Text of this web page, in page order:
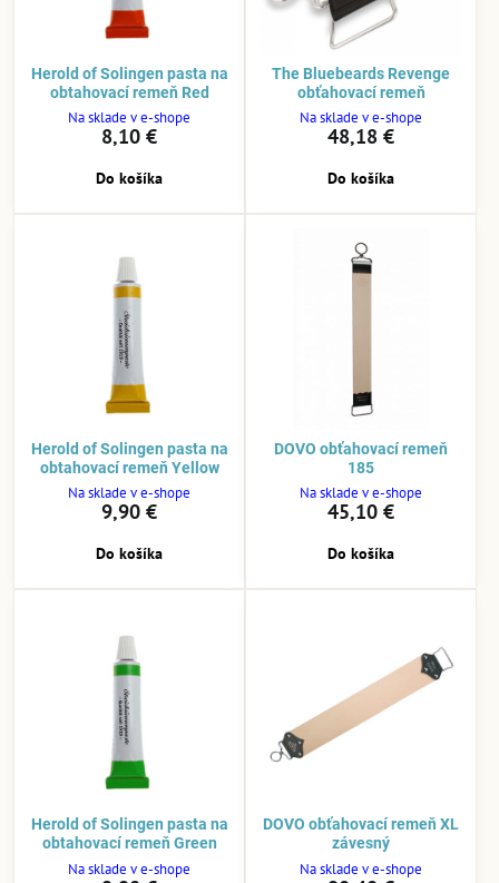
Herold of Solingen pasta na
obtahovací remeň Red
Na sklade v e-shope
8,10 €
Do košíka
The Bluebeards Revenge
obťahovací remeň
Na sklade v e-shope
48,18 €
Do košíka
Herold of Solingen pasta na
obtahovací remeň Yellow
Na sklade v e-shope
9,90 €
Do košíka
DOVO obťahovací remeň
185
Na sklade v e-shope
45,10 €
Do košíka
Herold of Solingen pasta na
obtahovací remeň Green
Na sklade v e-shope
DOVO obťahovací remeň XL
závesný
Na sklade v e-shope